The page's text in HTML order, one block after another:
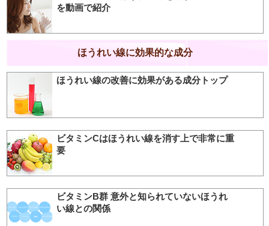
を動画で紹介
ほうれい線に効果的な成分
ほうれい線の改善に効果がある成分トップ
ビタミンCはほうれい線を消す上で非常に重
要
ビタミンB群 意外と知られていないほうれ
い線との関係